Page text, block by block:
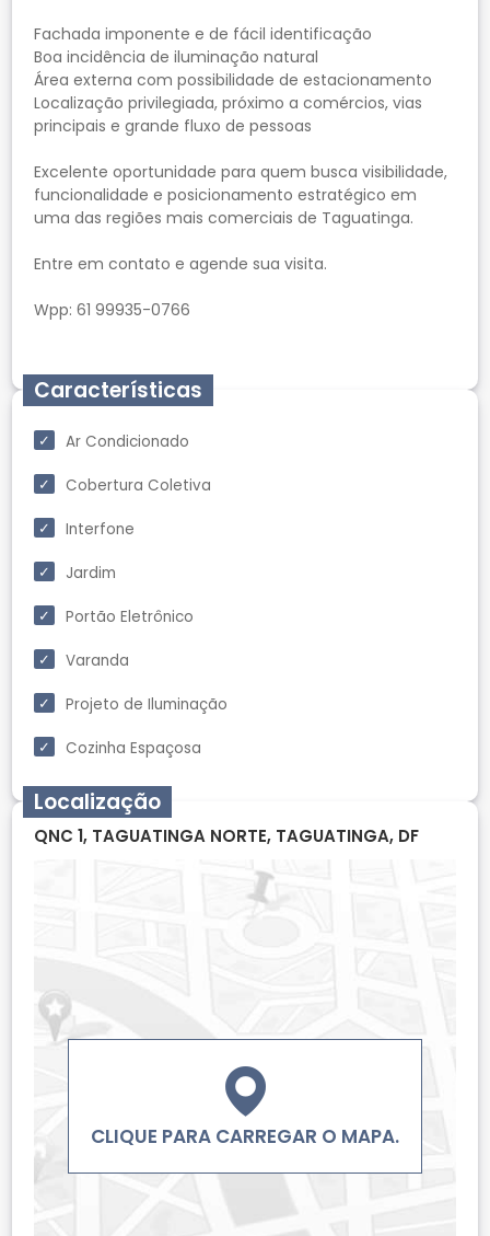
Fachada imponente e de fácil identificação
Boa incidência de iluminação natural
Área externa com possibilidade de estacionamento
Localização privilegiada, próximo a comércios, vias
principais e grande fluxo de pessoas
Excelente oportunidade para quem busca visibilidade,
funcionalidade e posicionamento estratégico em
uma das regiões mais comerciais de Taguatinga.
Entre em contato e agende sua visita.
Wpp: 61 99935-0766
Características
Ar Condicionado
Cobertura Coletiva
Interfone
Jardim
Portão Eletrônico
Varanda
Projeto de Iluminação
Cozinha Espaçosa
Localização
QNC 1, TAGUATINGA NORTE, TAGUATINGA, DF
CLIQUE PARA CARREGAR O MAPA.